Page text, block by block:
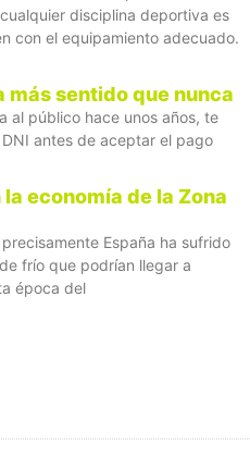
disciplina deportiva es
con el equipamiento adecuado.
más sentido que nunca
al público hace unos años, te
antes de aceptar el pago
economía de la Zona
España ha sufrido
frío que podrían llegar a
época del